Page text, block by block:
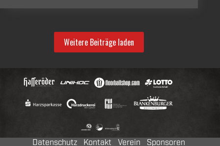
Leipzig
Weitere Beiträge laden
Datenschutz Kontakt Verein Sponsoren